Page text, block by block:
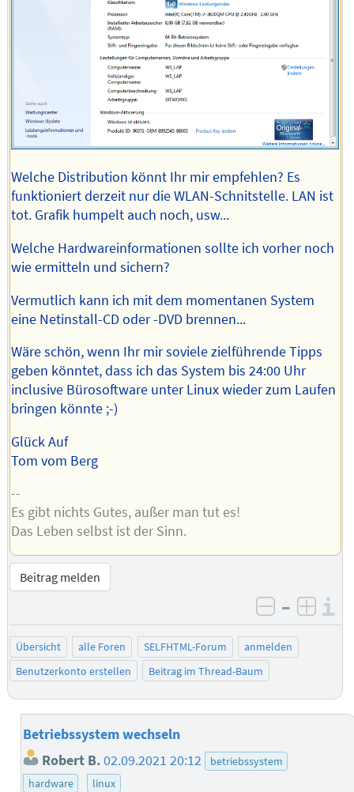
Welche Distribution könnt Ihr mir empfehlen? Es
funktioniert derzeit nur die WLAN-Schnitstelle. LAN ist
tot. Grafik humpelt auch noch, usw...
Welche Hardwareinformationen sollte ich vorher noch
wie ermitteln und sichern?
Vermutlich kann ich mit dem momentanen System
eine Netinstall-CD oder -DVD brennen...
Wäre schön, wenn Ihr mir soviele zielführende Tipps
geben könntet, dass ich das System bis 24:00 Uhr
inclusive Bürosoftware unter Linux wieder zum Laufen
bringen könnte ;-)
Glück Auf
Tom vom Berg
--
Es gibt nichts Gutes, außer man tut es!
Das Leben selbst ist der Sinn.
Beitrag melden
negativ
–
Übersicht alle Foren SELFHTML-Forum
anmelden
Benutzerkonto erstellen
Beitrag im Thread-Baum
Betriebssystem wechseln
Robert B.02.09.2021 20:12
betriebssystem
hardware
linux